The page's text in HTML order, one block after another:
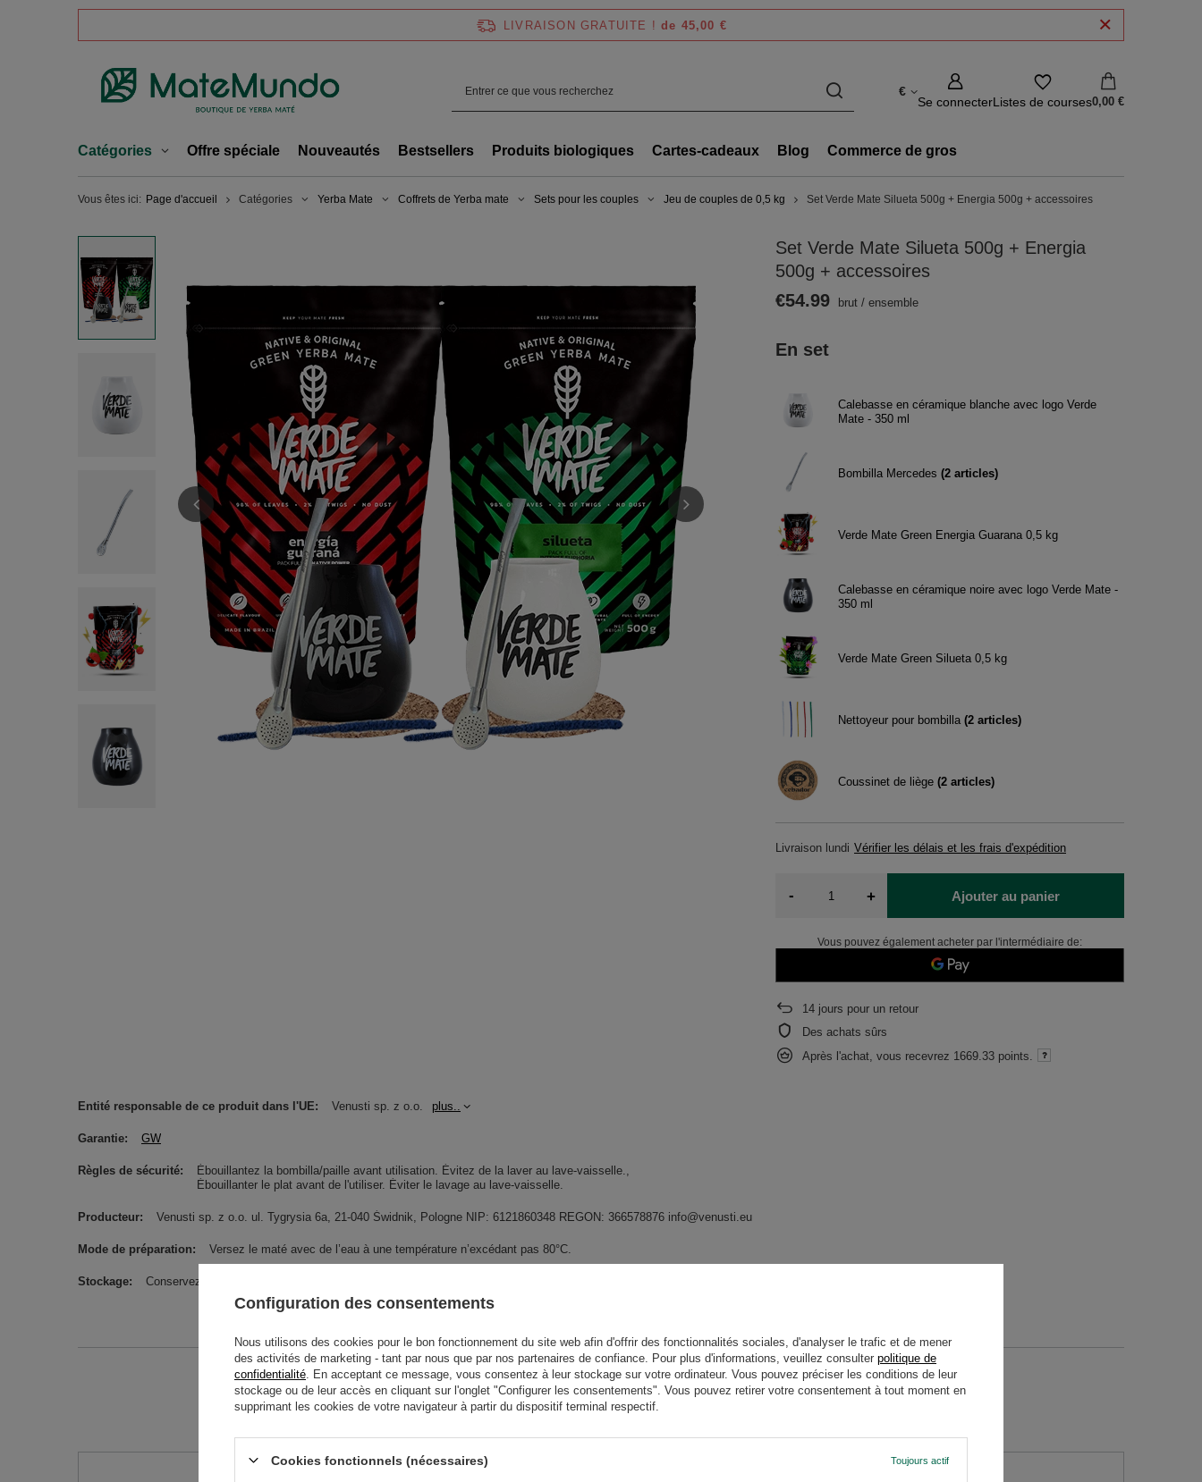
LIVRAISON GRATUITE ! de 45,00 €
€
Se connecterListes de courses0,00 €
Catégories Offre spéciale Nouveautés Bestsellers Produits biologiques Cartes-cadeaux Blog Commerce de gros
Vous êtes ici: Page d'accueil Catégories Yerba Mate Coffrets de Yerba mate Sets pour les couples Jeu de couples de 0,5 kg Set Verde Mate Silueta 500g + Energia 500g + accessoires
Set Verde Mate Silueta 500g + Energia
500g + accessoires
En set
Calebasse en céramique blanche avec logo Verde
Mate - 350 ml
Bombilla Mercedes (2 articles)
Verde Mate Green Energia Guarana 0,5 kg
Calebasse en céramique noire avec logo Verde Mate -
350 ml
Verde Mate Green Silueta 0,5 kg
Nettoyeur pour bombilla (2 articles)
Coussinet de liège (2 articles)
Livraison lundi Vérifier les délais et les frais d'expédition
€54.99 brut /ensemble
- + Ajouter au panier
Vous pouvez également acheter par l'intermédiaire de:
14 jours pour un retour
Des achats sûrs
Après l'achat, vous recevrez 1669.33 points.
Entité responsable de ce produit dans l'UE Venusti sp. z o.o. plus..
Garantie GW
Règles de sécurité
Ébouillantez la bombilla/paille avant utilisation. Évitez de la laver au lave-vaisselle.
Ébouillanter le plat avant de l'utiliser. Éviter le lavage au lave-vaisselle.
Producteur Venusti sp. z o.o. ul. Tygrysia 6a, 21-040 Świdnik, Pologne NIP: 6121860348 REGON: 366578876 info@venusti.eu
Mode de préparation Versez le maté avec de l’eau à une température n’excédant pas 80°C.
Stockage Conservez dans un endroit sec et frais.
GW
GW
Configuration des consentements
Nous utilisons des cookies pour le bon fonctionnement du site web afin d'offrir des fonctionnalités sociales, d'analyser le trafic et de mener
des activités de marketing - tant par nous que par nos partenaires de confiance. Pour plus d'informations, veuillez consulter politique de
confidentialité . En acceptant ce message, vous consentez à leur stockage sur votre ordinateur. Vous pouvez préciser les conditions de leur
stockage ou de leur accès en cliquant sur l'onglet "Configurer les consentements". Vous pouvez retirer votre consentement à tout moment en
supprimant les cookies de votre navigateur à partir du dispositif terminal respectif.
Cookies fonctionnels (nécessaires) Toujours actif